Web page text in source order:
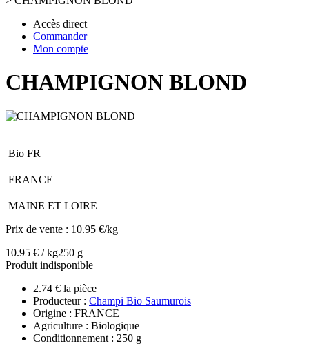
Accès direct
Commander
Mon compte
CHAMPIGNON BLOND
Bio FR
FRANCE
MAINE ET LOIRE
Prix de vente : 10.95 €/kg
10.95 € / kg250 g
Produit indisponible
2.74 € la pièce
Producteur : Champi Bio Saumurois
Origine : FRANCE
Agriculture : Biologique
Conditionnement : 250 g